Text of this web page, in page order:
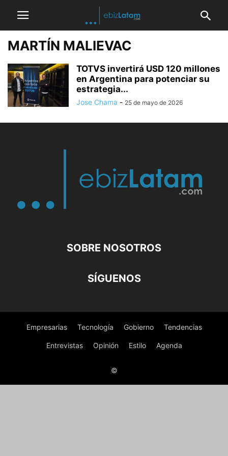
MARTÍN MALIEVAC
TOTVS invertirá USD 120 millones
en Argentina para potenciar su
estrategia...
Jose Chama - 25 de mayo de 2026
SOBRE NOSOTROS
SÍGUENOS
Empresarias Tecnología Gobierno Tendencias
Entrevistas Opinión Estilo Agenda
©